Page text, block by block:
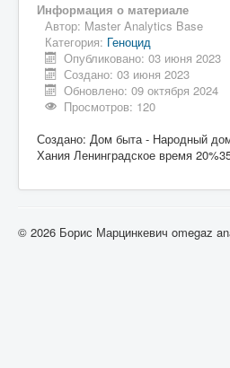
Информация о материале
Автор: Master Analytics Base
Категория: Геноцид
Опубликовано: 03 июня 2023
Создано: 03 июня 2023
Обновлено: 09 октября 2024
Просмотров: 120
Создано: Дом быта - Народный
Хания Ленинградское время
© 2026 Борис Марцинкевич omegaz